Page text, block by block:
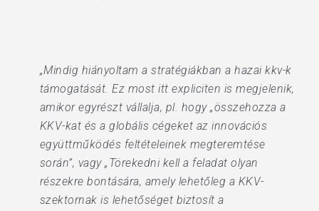
„Mindig hiányoltam a stratégiákban a hazai kkv-k
támogatását. Ez most itt expliciten is megjelenik,
amikor egyrészt vállalja, pl. hogy „összehozza a
KKV-kat és a globális cégeket az innovációs
együttműködés feltételeinek megteremtése
során”, vagy „Törekedni kell a feladat olyan
részekre bontására, amely lehetőleg a KKV-
szektornak is lehetőséget biztosít a